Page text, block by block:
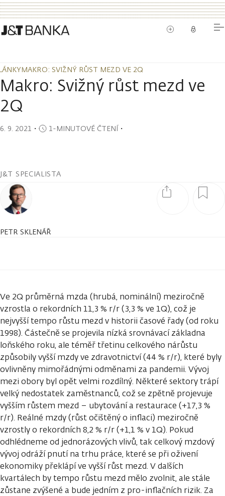
MAKRO: SVIŽNÝ RŮST MEZD VE 2Q
MAKRO: SVIŽNÝ RŮST MEZD VE 2Q
Makro: Svižný růst mezd ve
2Q
6. 9. 2021 ・ 1-MINUTOVÉ ČTENÍ・
J&T SPECIALISTA
PETR SKLENÁŘ
Ve 2Q průměrná mzda (hrubá, nominální) meziročně
vzrostla o rekordních 11,3 % r/r (3,3 % ve 1Q), což je
nejvyšší tempo růstu mezd v historii časové řady (od roku
1998). Částečně se projevila nízká srovnávací základna
loňského roku, ale téměř třetinu celkového nárůstu
způsobily vyšší mzdy ve zdravotnictví (44 % r/r), které byly
ovlivněny mimořádnými odměnami za pandemii. Vývoj
mezi obory byl opět velmi rozdílný. Některé sektory trápí
velký nedostatek zaměstnanců, což se zpětně projevuje
vyšším růstem mezd – ubytování a restaurace (+17,3 %
r/r). Reálné mzdy (růst očištěný o inflaci) meziročně
vzrostly o rekordních 8,2 % r/r (+1,1 % v 1Q). Pokud
odhlédneme od jednorázových vlivů, tak celkový mzdový
vývoj odráží pnutí na trhu práce, které se při oživení
ekonomiky překlápí ve vyšší růst mezd. V dalších
kvartálech by tempo růstu mezd mělo zvolnit, ale stále
zůstane zvýšené a bude jedním z pro-inflačních rizik. Za